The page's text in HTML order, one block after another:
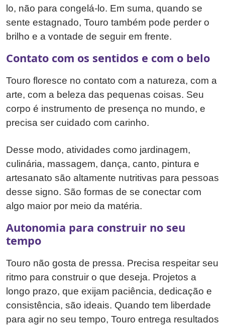
lo, não para congelá-lo. Em suma, quando se
sente estagnado, Touro também pode perder o
brilho e a vontade de seguir em frente.
Contato com os sentidos e com o belo
Touro floresce no contato com a natureza, com a
arte, com a beleza das pequenas coisas. Seu
corpo é instrumento de presença no mundo, e
precisa ser cuidado com carinho.
Desse modo, atividades como jardinagem,
culinária, massagem, dança, canto, pintura e
artesanato são altamente nutritivas para pessoas
desse signo. São formas de se conectar com
algo maior por meio da matéria.
Autonomia para construir no seu
tempo
Touro não gosta de pressa. Precisa respeitar seu
ritmo para construir o que deseja. Projetos a
longo prazo, que exijam paciência, dedicação e
consistência, são ideais. Quando tem liberdade
para agir no seu tempo, Touro entrega resultados